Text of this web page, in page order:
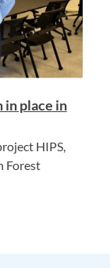
place in
HIPS,
Forest